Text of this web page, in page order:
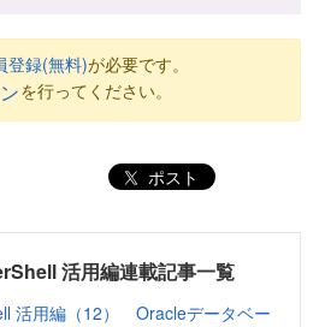
登録(無料)が必要です。
を行ってください。
ポスト
活用編連載記事一覧
活用編（12） Oracleデータベー